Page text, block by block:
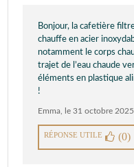
Bonjour, la cafetière
chauffe en acier
notamment le corps
trajet de l’eau chaude
éléments en plastique
!
Emma le 31 octobre 2025
RÉPONSE UTILE (0)